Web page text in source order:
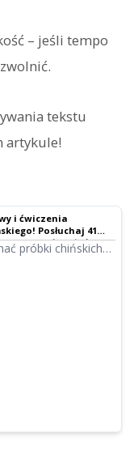
– jeśli tempo
tekstu
artykule!
i ćwiczenia
Posłuchaj 41
– głosy żeńskie,
próbki chińskich